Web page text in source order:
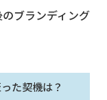
ブランディング
た契機は？